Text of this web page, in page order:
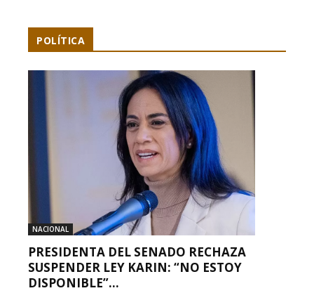
POLÍTICA
NACIONAL
PRESIDENTA DEL SENADO RECHAZA
SUSPENDER LEY KARIN: “NO ESTOY
DISPONIBLE”...